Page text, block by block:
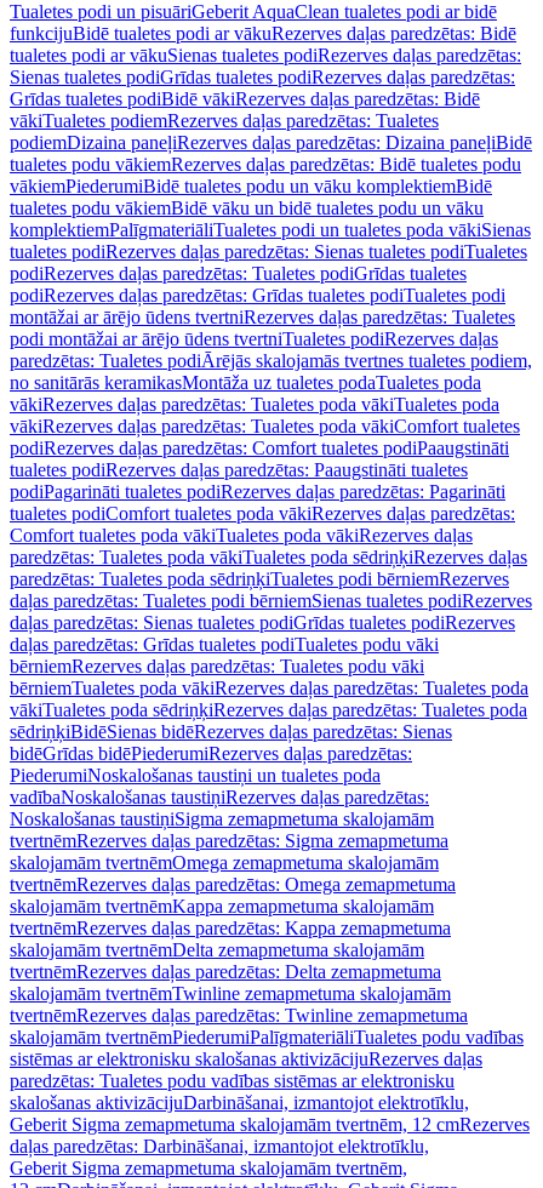
Tualetes podi un pisuāriGeberit AquaClean tualetes podi ar bidē
funkcijuBidē tualetes podi ar vākuRezerves daļas paredzētas: Bidē
tualetes podi ar vākuSienas tualetes podiRezerves daļas paredzētas:
Sienas tualetes podiGrīdas tualetes podiRezerves daļas paredzētas:
Grīdas tualetes podiBidē vākiRezerves daļas paredzētas: Bidē
vākiTualetes podiemRezerves daļas paredzētas: Tualetes
podiemDizaina paneļiRezerves daļas paredzētas: Dizaina paneļiBidē
tualetes podu vākiemRezerves daļas paredzētas: Bidē tualetes podu
vākiemPiederumiBidē tualetes podu un vāku komplektiemBidē
tualetes podu vākiemBidē vāku un bidē tualetes podu un vāku
komplektiemPalīgmateriāliTualetes podi un tualetes poda vākiSienas
tualetes podiRezerves daļas paredzētas: Sienas tualetes podiTualetes
podiRezerves daļas paredzētas: Tualetes podiGrīdas tualetes
podiRezerves daļas paredzētas: Grīdas tualetes podiTualetes podi
montāžai ar ārējo ūdens tvertniRezerves daļas paredzētas: Tualetes
podi montāžai ar ārējo ūdens tvertniTualetes podiRezerves daļas
paredzētas: Tualetes podiĀrējās skalojamās tvertnes tualetes podiem,
no sanitārās keramikasMontāža uz tualetes podaTualetes poda
vākiRezerves daļas paredzētas: Tualetes poda vākiTualetes poda
vākiRezerves daļas paredzētas: Tualetes poda vākiComfort tualetes
podiRezerves daļas paredzētas: Comfort tualetes podiPaaugstināti
tualetes podiRezerves daļas paredzētas: Paaugstināti tualetes
podiPagarināti tualetes podiRezerves daļas paredzētas: Pagarināti
tualetes podiComfort tualetes poda vākiRezerves daļas paredzētas:
Comfort tualetes poda vākiTualetes poda vākiRezerves daļas
paredzētas: Tualetes poda vākiTualetes poda sēdriņķiRezerves daļas
paredzētas: Tualetes poda sēdriņķiTualetes podi bērniemRezerves
daļas paredzētas: Tualetes podi bērniemSienas tualetes podiRezerves
daļas paredzētas: Sienas tualetes podiGrīdas tualetes podiRezerves
daļas paredzētas: Grīdas tualetes podiTualetes podu vāki
bērniemRezerves daļas paredzētas: Tualetes podu vāki
bērniemTualetes poda vākiRezerves daļas paredzētas: Tualetes poda
vākiTualetes poda sēdriņķiRezerves daļas paredzētas: Tualetes poda
sēdriņķiBidēSienas bidēRezerves daļas paredzētas: Sienas
bidēGrīdas bidēPiederumiRezerves daļas paredzētas:
PiederumiNoskalošanas taustiņi un tualetes poda
vadībaNoskalošanas taustiņiRezerves daļas paredzētas:
Noskalošanas taustiņiSigma zemapmetuma skalojamām
tvertnēmRezerves daļas paredzētas: Sigma zemapmetuma
skalojamām tvertnēmOmega zemapmetuma skalojamām
tvertnēmRezerves daļas paredzētas: Omega zemapmetuma
skalojamām tvertnēmKappa zemapmetuma skalojamām
tvertnēmRezerves daļas paredzētas: Kappa zemapmetuma
skalojamām tvertnēmDelta zemapmetuma skalojamām
tvertnēmRezerves daļas paredzētas: Delta zemapmetuma
skalojamām tvertnēmTwinline zemapmetuma skalojamām
tvertnēmRezerves daļas paredzētas: Twinline zemapmetuma
skalojamām tvertnēmPiederumiPalīgmateriāliTualetes podu vadības
sistēmas ar elektronisku skalošanas aktivizācijuRezerves daļas
paredzētas: Tualetes podu vadības sistēmas ar elektronisku
skalošanas aktivizācijuDarbināšanai, izmantojot elektrotīklu,
Geberit Sigma zemapmetuma skalojamām tvertnēm, 12 cmRezerves
daļas paredzētas: Darbināšanai, izmantojot elektrotīklu,
Geberit Sigma zemapmetuma skalojamām tvertnēm,